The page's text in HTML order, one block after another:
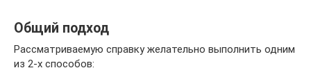
Общий подход
Рассматриваемую справку желательно выполнить одним
из 2-х способов: